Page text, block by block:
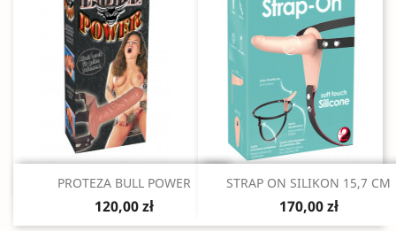
Szybki podgląd
PROTEZA BULL POWER
120,00 zł
 Szybki podgląd
STRAP ON SILIKON 15,7 CM
170,00 zł